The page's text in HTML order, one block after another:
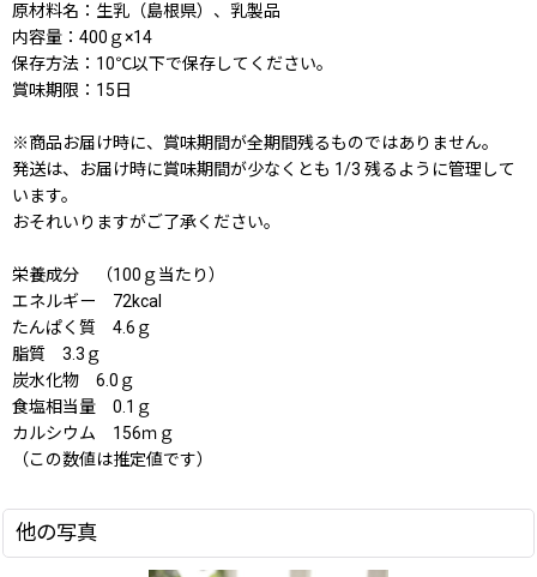
原材料名：生乳（島根県）、乳製品
内容量：400ｇ×14
保存方法：10℃以下で保存してください。
賞味期限：15日
※商品お届け時に、賞味期間が全期間残るものではありません。
発送は、お届け時に賞味期間が少なくとも 1/3 残るように管理して
います。
おそれいりますがご了承ください。
栄養成分 （100ｇ当たり）
エネルギー 72kcal
たんぱく質 4.6ｇ
脂質 3.3ｇ
炭水化物 6.0ｇ
食塩相当量 0.1ｇ
カルシウム 156ｍｇ
（この数値は推定値です）
他の写真